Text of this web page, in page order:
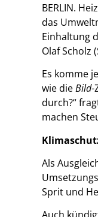
BERLIN.
das
Einhaltung
Olaf Scholz
Es komme
wie dieBild-
durch?“
machen
Als
Sprit und